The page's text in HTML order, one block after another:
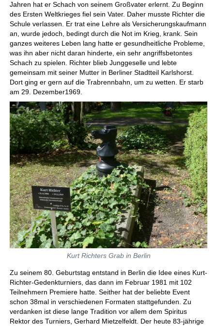
Jahren hat er Schach von seinem Großvater erlernt. Zu Beginn
des Ersten Weltkrieges fiel sein Vater. Daher musste Richter die
Schule verlassen. Er trat eine Lehre als Versicherungskaufmann
an, wurde jedoch, bedingt durch die Not im Krieg, krank. Sein
ganzes weiteres Leben lang hatte er gesundheitliche Probleme,
was ihn aber nicht daran hinderte, ein sehr angriffsbetontes
Schach zu spielen. Richter blieb Junggeselle und lebte
gemeinsam mit seiner Mutter in Berliner Stadtteil Karlshorst.
Dort ging er gern auf die Trabrennbahn, um zu wetten. Er starb
am 29. Dezember1969.
Kurt Richters Grab in Berlin
Zu seinem 80. Geburtstag entstand in Berlin die Idee eines Kurt-
Richter-Gedenkturniers, das dann im Februar 1981 mit 102
Teilnehmern Premiere hatte. Seither hat der beliebte Event
schon 38mal in verschiedenen Formaten stattgefunden. Zu
verdanken ist diese lange Tradition vor allem dem Spiritus
Rektor des Turniers, Gerhard Mietzelfeldt. Der heute 83-jährige